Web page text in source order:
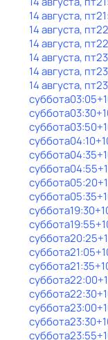
14 августа, пт
14 августа, пт
14 августа, пт
14 августа, пт
14 августа, пт
14 августа, пт
суббота03:05
суббота03:30
суббота03:50
суббота04:10
суббота04:35
суббота04:55
суббота05:20
суббота05:35
суббота19:30
суббота19:55
суббота20:25
суббота21:05
суббота21:35
суббота22:00
суббота22:30
суббота23:00
суббота23:30
суббота23:55